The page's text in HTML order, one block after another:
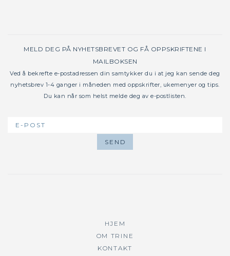
MELD DEG PÅ NYHETSBREVET OG FÅ OPPSKRIFTENE I
MAILBOKSEN
Ved å bekrefte e-postadressen din samtykker du i at jeg kan sende deg
nyhetsbrev 1-4 ganger i måneden med oppskrifter, ukemenyer og tips.
Du kan når som helst melde deg av e-postlisten.
HJEM
OM TRINE
KONTAKT